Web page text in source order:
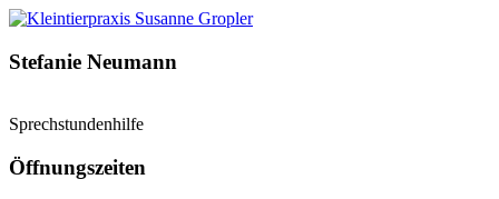
Stefanie Neumann
Sprechstundenhilfe
Öffnungszeiten